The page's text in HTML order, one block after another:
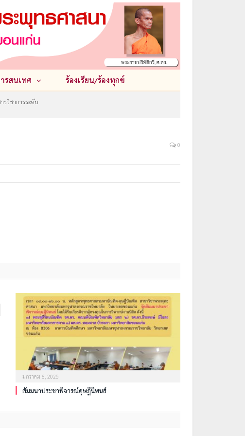
รสนเทศ ร้องเรียน/ร้องทุกข์
รวิชาการระดับ
0
มกราคม 6, 2025
สัมมนาประชาพิจารณ์ดุษฎีนิพนธ์